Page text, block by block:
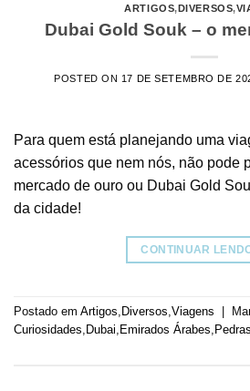
ARTIGOS,DIVERSOS,
Dubai Gold Souk – o
POSTED ON 17 DE SETEMBRO DE
Para quem está planejando uma
acessórios que nem nós, não pode
mercado de ouro ou Dubai Gold
da cidade!
CONTINUAR
Postado em Artigos Diversos Viagens
Curiosidades Dubai Emirados Árabes